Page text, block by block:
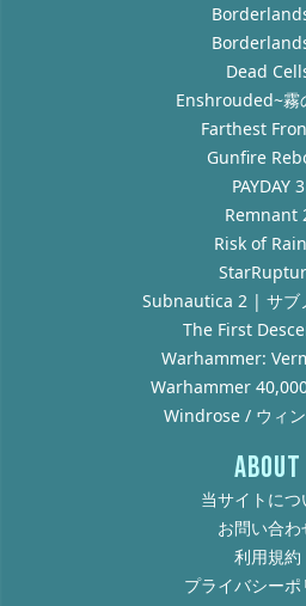
Dead
Enshrouded~霧
Farthest
Gunfire
PAYDAY 3
Remnant
Risk of
Subnautica 2 | サブ
The First
Warhammer:
Warhammer
Windrose / ウィ
ABOUT
当サイトにつ
お問い合わ
利用規約
プライバシーポ